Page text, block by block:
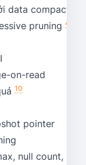
data compaction
pruning 4
on-read
10
pointer
null count,